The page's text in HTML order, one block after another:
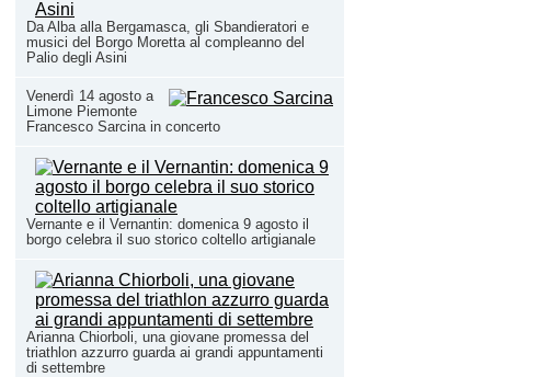
Da Alba alla Bergamasca, gli Sbandieratori e
musici del Borgo Moretta al compleanno del
Palio degli Asini
Venerdì 14 agosto a
Limone Piemonte
Francesco Sarcina in concerto
Vernante e il Vernantin: domenica 9 agosto il
borgo celebra il suo storico coltello artigianale
Arianna Chiorboli, una giovane promessa del
triathlon azzurro guarda ai grandi appuntamenti
di settembre